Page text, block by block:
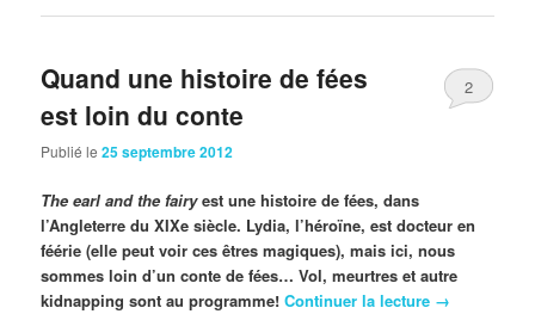
Quand une histoire de fées
est loin du conte
Publié le25 septembre 2012
2
The earl and the fairyest une histoire de fées, dans
l’Angleterre du XIXe siècle. Lydia, l’héroïne, est docteur en
féérie (elle peut voir ces êtres magiques), mais ici, nous
sommes loin d’un conte de fées… Vol, meurtres et autre
kidnapping sont au programme!Continuer la lecture →